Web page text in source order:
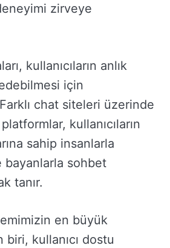
zirveye
kullanıcıların anlık
için
Farklı chat siteleri üzerinde
kullanıcıların
sahip insanlarla
bayanlarla sohbet
tanır.
en büyük
biri, kullanıcı dostu